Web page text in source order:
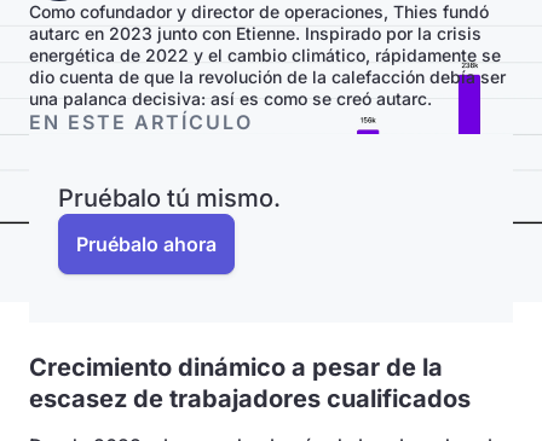
Como cofundador y director de operaciones, Thies fundó
autarc en 2023 junto con Etienne. Inspirado por la crisis
energética de 2022 y el cambio climático, rápidamente se
dio cuenta de que la revolución de la calefacción debía ser
una palanca decisiva: así es como se creó autarc.
EN ESTE ARTÍCULO
Pruébalo tú mismo.
Pruébalo ahora
Crecimiento dinámico a pesar de la
escasez de trabajadores cualificados